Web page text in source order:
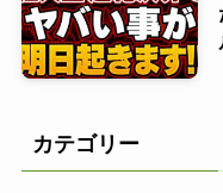
カテゴリー